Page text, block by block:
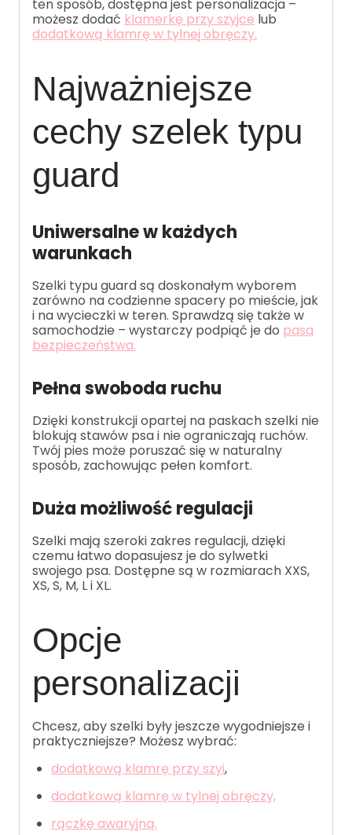
ten sposób, dostępna jest personalizacja –
możesz dodać klamerkę przy szyjce lub
dodatkową klamrę w tylnej obręczy.
Najważniejsze
cechy szelek typu
guard
Uniwersalne w każdych
warunkach
Szelki typu guard są doskonałym wyborem
zarówno na codzienne spacery po mieście, jak
i na wycieczki w teren. Sprawdzą się także w
samochodzie – wystarczy podpiąć je do pasa
bezpieczeństwa.
Pełna swoboda ruchu
Dzięki konstrukcji opartej na paskach szelki nie
blokują stawów psa i nie ograniczają ruchów.
Twój pies może poruszać się w naturalny
sposób, zachowując pełen komfort.
Duża możliwość regulacji
Szelki mają szeroki zakres regulacji, dzięki
czemu łatwo dopasujesz je do sylwetki
swojego psa. Dostępne są w rozmiarach XXS,
XS, S, M, L i XL.
Opcje
personalizacji
Chcesz, aby szelki były jeszcze wygodniejsze i
praktyczniejsze? Możesz wybrać:
dodatkową klamrę przy szyi,
dodatkową klamrę w tylnej obręczy,
rączkę awaryjną.